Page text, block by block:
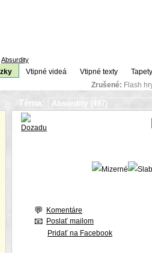
Absurdity
Vtipné videá Vtipné texty
Zrušené: Flash
Téma:
Komentáre
Poslať mailom
Pridať na Facebook